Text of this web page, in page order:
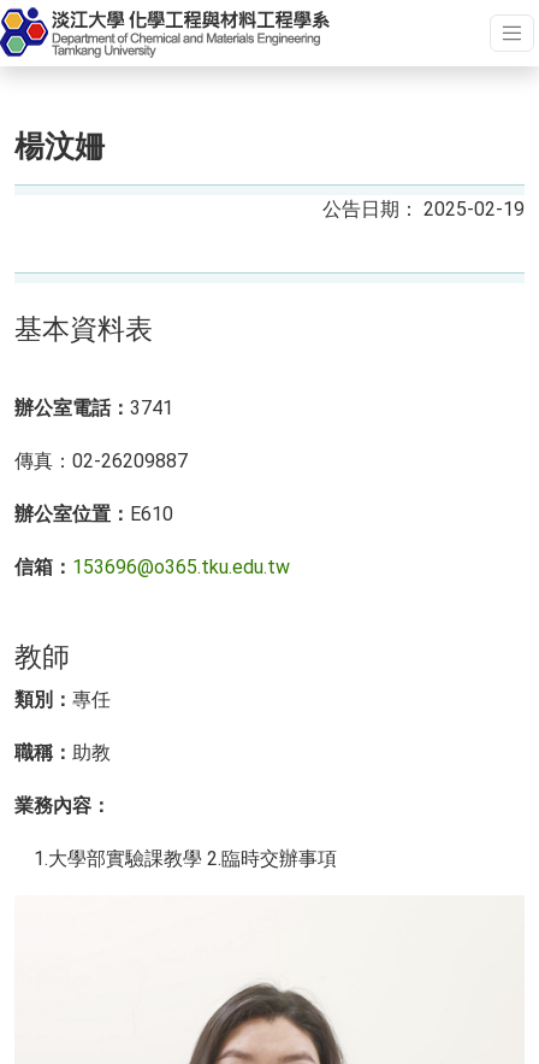
楊汶姍
2025-02-19
基本資料表
辦公室電話： 3741
傳真：02-26209887
辦公室位置： E610
信箱： 153696@o365.tku.edu.tw
教師
類別： 專任
職稱： 助教
業務內容 ：
1.大學部實驗課教學 2.臨時交辦事項